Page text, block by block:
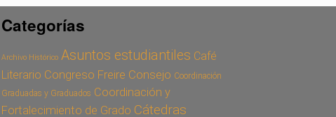
Categorías
Archivo Histórico Asuntos estudiantiles Café
Literario Congreso Freire Consejo Coordinación
Graduadas y Graduados Coordinación y
Fortalecimiento de Grado Cátedras